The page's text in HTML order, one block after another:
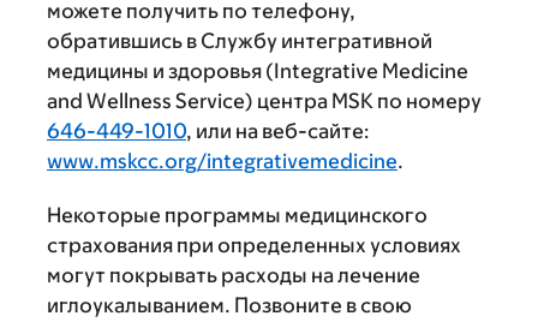
можете получить по телефону,
обратившись в Службу интегративной
медицины и здоровья (Integrative Medicine
and Wellness Service) центра MSK по номеру
646-449-1010, или на веб-сайте:
www.mskcc.org/integrativemedicine.
Некоторые программы медицинского
страхования при определенных условиях
могут покрывать расходы на лечение
иглоукалыванием. Позвоните в свою